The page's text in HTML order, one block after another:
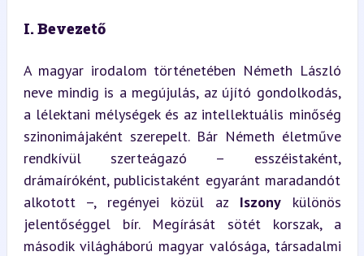
I. Bevezető
A magyar irodalom történetében Németh László
neve mindig is a megújulás, az újító gondolkodás,
a lélektani mélységek és az intellektuális minőség
szinonimájaként szerepelt. Bár Németh életműve
rendkívül szerteágazó – esszéistaként,
drámaíróként, publicistaként egyaránt maradandót
alkotott –, regényei közül az Iszony különös
jelentőséggel bír. Megírását sötét korszak, a
második világháború magyar valósága, társadalmi